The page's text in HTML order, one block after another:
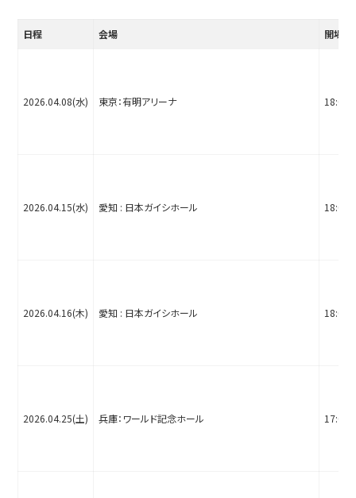
日程 会場 開場
2026.04.08(水) 東京：有明アリーナ 18:00
2026.04.15(水) 愛知 : 日本ガイシホール 18:00
2026.04.16(木) 愛知 : 日本ガイシホール 18:00
2026.04.25(土) 兵庫：ワールド記念ホール 17:00